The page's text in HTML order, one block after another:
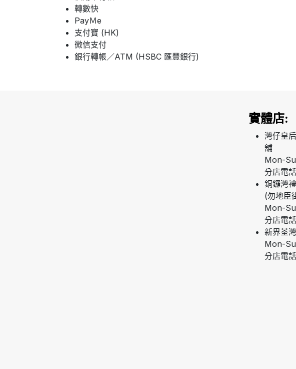
轉數快
PayＭe
支付寶 (HK)
微信支付
銀行轉帳／ATM (HSBC 匯豐銀行)
實體店:
灣仔皇
舖
Mon-
分店電
銅鑼灣
(勿地臣
Mon-
分店電
新界荃
Mon-
分店電